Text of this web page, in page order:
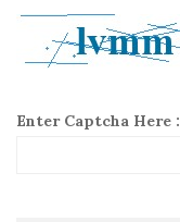
Enter Captcha Here :